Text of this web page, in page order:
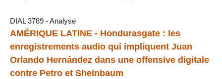
DIAL 3789 - Analyse
AMÉRIQUE LATINE - Hondurasgate : les
enregistrements audio qui impliquent Juan
Orlando Hernández dans une offensive digitale
contre Petro et Sheinbaum